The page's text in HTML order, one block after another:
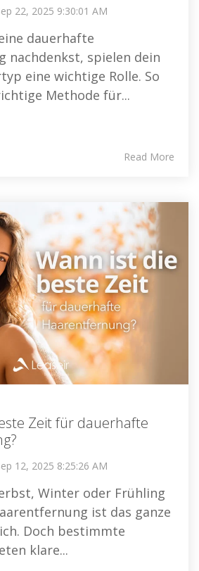
22, 2025 9:30:01 AM
dauerhafte
nachdenkst, spielen dein
eine wichtige Rolle. So
Methode für...
Read More
Zeit für dauerhafte
12, 2025 8:25:26 AM
Winter oder Frühling
ist das ganze
Doch bestimmte
klare...